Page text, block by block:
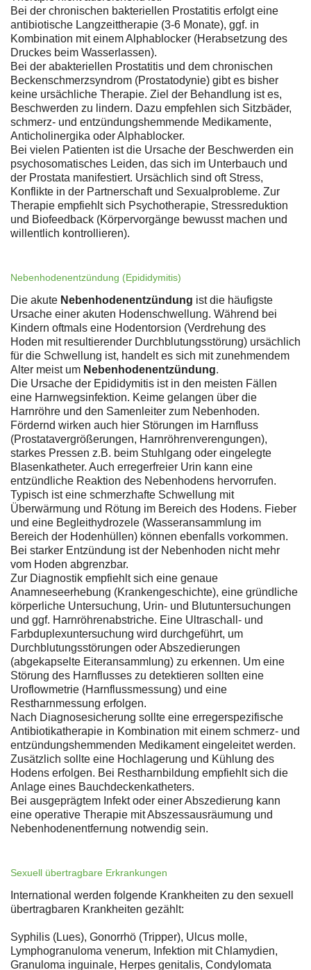
Bei der chronischen bakteriellen Prostatitis erfolgt eine
antibiotische Langzeittherapie (3-6 Monate), ggf. in
Kombination mit einem Alphablocker (Herabsetzung des
Druckes beim Wasserlassen).
Bei der abakteriellen Prostatitis und dem chronischen
Beckenschmerzsyndrom (Prostatodynie) gibt es bisher
keine ursächliche Therapie. Ziel der Behandlung ist es,
Beschwerden zu lindern. Dazu empfehlen sich Sitzbäder,
schmerz- und entzündungshemmende Medikamente,
Anticholinergika oder Alphablocker.
Bei vielen Patienten ist die Ursache der Beschwerden ein
psychosomatisches Leiden, das sich im Unterbauch und
der Prostata manifestiert. Ursächlich sind oft Stress,
Konflikte in der Partnerschaft und Sexualprobleme. Zur
Therapie empfiehlt sich Psychotherapie, Stressreduktion
und Biofeedback (Körpervorgänge bewusst machen und
willentlich kontrollieren).
Nebenhodenentzündung (Epididymitis)
Die akute Nebenhodenentzündung ist die häufigste
Ursache einer akuten Hodenschwellung. Während bei
Kindern oftmals eine Hodentorsion (Verdrehung des
Hoden mit resultierender Durchblutungsstörung) ursächlich
für die Schwellung ist, handelt es sich mit zunehmendem
Alter meist um Nebenhodenentzündung.
Die Ursache der Epididymitis ist in den meisten Fällen
eine Harnwegsinfektion. Keime gelangen über die
Harnröhre und den Samenleiter zum Nebenhoden.
Fördernd wirken auch hier Störungen im Harnfluss
(Prostatavergrößerungen, Harnröhrenverengungen),
starkes Pressen z.B. beim Stuhlgang oder eingelegte
Blasenkatheter. Auch erregerfreier Urin kann eine
entzündliche Reaktion des Nebenhodens hervorrufen.
Typisch ist eine schmerzhafte Schwellung mit
Überwärmung und Rötung im Bereich des Hodens. Fieber
und eine Begleithydrozele (Wasseransammlung im
Bereich der Hodenhüllen) können ebenfalls vorkommen.
Bei starker Entzündung ist der Nebenhoden nicht mehr
vom Hoden abgrenzbar.
Zur Diagnostik empfiehlt sich eine genaue
Anamneseerhebung (Krankengeschichte), eine gründliche
körperliche Untersuchung, Urin- und Blutuntersuchungen
und ggf. Harnröhrenabstriche. Eine Ultraschall- und
Farbduplexuntersuchung wird durchgeführt, um
Durchblutungsstörungen oder Abszedierungen
(abgekapselte Eiteransammlung) zu erkennen. Um eine
Störung des Harnflusses zu detektieren sollten eine
Uroflowmetrie (Harnflussmessung) und eine
Restharnmessung erfolgen.
Nach Diagnosesicherung sollte eine erregerspezifische
Antibiotikatherapie in Kombination mit einem schmerz- und
entzündungshemmenden Medikament eingeleitet werden.
Zusätzlich sollte eine Hochlagerung und Kühlung des
Hodens erfolgen. Bei Restharnbildung empfiehlt sich die
Anlage eines Bauchdeckenkatheters.
Bei ausgeprägtem Infekt oder einer Abszedierung kann
eine operative Therapie mit Abszessausräumung und
Nebenhodenentfernung notwendig sein.
Sexuell übertragbare Erkrankungen
International werden folgende Krankheiten zu den sexuell
übertragbaren Krankheiten gezählt:
Syphilis (Lues), Gonorrhö (Tripper), Ulcus molle,
Lymphogranuloma venerum, Infektion mit Chlamydien,
Granuloma inguinale, Herpes genitalis, Condylomata